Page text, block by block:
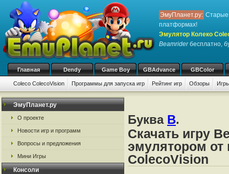
ЭмуПланет.ру: Старые
платформах!
Эмулятор Колеко
Beamriderбесплатно,
Главная Dendy Game Boy GBAdvance GBColor
Coleco ColecoVision Программы для запуска игр Рейтинг игр Обзоры
ЭмуПланет.ру
О проекте
Новости игр и программ
Вопросы и предложения
Мини Игры
Консоли
Буква B.
Скачать игру
эмулятором от
ColecoVision